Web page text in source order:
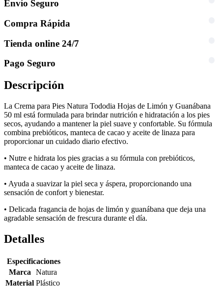
Envío Seguro
Compra Rápida
Tienda online 24/7
Pago Seguro
Descripción
La Crema para Pies Natura Tododia Hojas de Limón y Guanábana
50 ml está formulada para brindar nutrición e hidratación a los pies
secos, ayudando a mantener la piel suave y confortable. Su fórmula
combina prebióticos, manteca de cacao y aceite de linaza para
proporcionar un cuidado diario efectivo.
• Nutre e hidrata los pies gracias a su fórmula con prebióticos,
manteca de cacao y aceite de linaza.
• Ayuda a suavizar la piel seca y áspera, proporcionando una
sensación de confort y bienestar.
• Delicada fragancia de hojas de limón y guanábana que deja una
agradable sensación de frescura durante el día.
Detalles
Especificaciones
Marca
Natura
Material Plástico